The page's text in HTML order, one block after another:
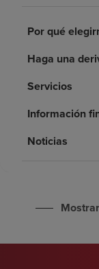
Pacientes y
Acerca de
Inversores
Por qué
Haga una
Servicios
Información
Noticias